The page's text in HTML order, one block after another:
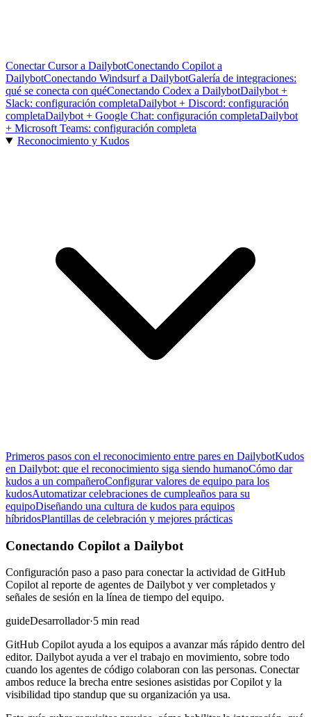
Conectar Cursor a DailybotConectando Copilot a
DailybotConectando Windsurf a DailybotGalería de integraciones:
qué se conecta con quéConectando Codex a DailybotDailybot +
Slack: configuración completaDailybot + Discord: configuración
completaDailybot + Google Chat: configuración completaDailybot
+ Microsoft Teams: configuración completa
Reconocimiento y Kudos
Primeros pasos con el reconocimiento entre pares en DailybotKudos
en Dailybot: que el reconocimiento siga siendo humanoCómo dar
kudos a un compañeroConfigurar valores de equipo para los
kudosAutomatizar celebraciones de cumpleaños para su
equipoDiseñando una cultura de kudos para equipos
híbridosPlantillas de celebración y mejores prácticas
Conectando Copilot a Dailybot
Configuración paso a paso para conectar la actividad de GitHub
Copilot al reporte de agentes de Dailybot y ver completados y
señales de sesión en la línea de tiempo del equipo.
guideDesarrollador·5 min read
GitHub Copilot ayuda a los equipos a avanzar más rápido dentro del
editor. Dailybot ayuda a ver el trabajo en movimiento, sobre todo
cuando los agentes de código colaboran con las personas. Conectar
ambos reduce la brecha entre sesiones asistidas por Copilot y la
visibilidad tipo standup que su organización ya usa.